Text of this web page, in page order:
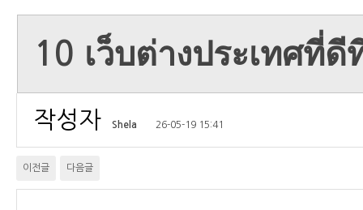
10 เว็บต่างประเทศที่
작성자 Shela 26-05-19 15:41
이전글 다음글